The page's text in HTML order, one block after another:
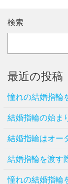
検索
最近の投稿
憧れの結婚指輪
結婚指輪の始ま
結婚指輪はオー
結婚指輪を渡す
憧れの結婚指輪